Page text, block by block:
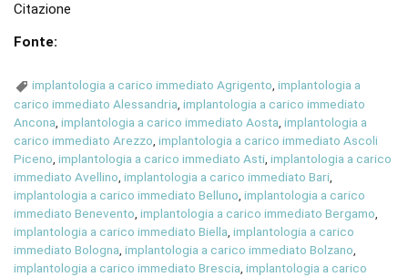
Citazione
Fonte:
implantologia a carico immediato Agrigento ,implantologia a
carico immediato Alessandria ,implantologia a carico immediato
Ancona ,implantologia a carico immediato Aosta ,implantologia a
carico immediato Arezzo ,implantologia a carico immediato Ascoli
Piceno ,implantologia a carico immediato Asti ,implantologia a carico
immediato Avellino ,implantologia a carico immediato Bari
implantologia a carico immediato Belluno ,implantologia a carico
immediato Benevento ,implantologia a carico immediato Bergamo
implantologia a carico immediato Biella ,implantologia a carico
immediato Bologna ,implantologia a carico immediato Bolzano
implantologia a carico immediato Brescia ,implantologia a carico